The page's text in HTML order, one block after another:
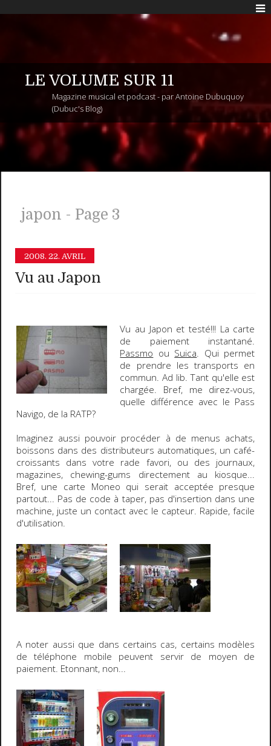
LE VOLUME SUR 11
Magazine musical et podcast - par Antoine Dubuquoy
(Dubuc's Blog)
japon - Page 3
2008. 22. AVRIL
Vu au Japon
Vu au Japon et testé!!! La carte
de paiement instantané.
Passmo ou Suica. Qui permet
de prendre les transports en
commun. Ad lib. Tant qu'elle est
chargée. Bref, me direz-vous,
quelle différence avec le Pass
Navigo, de la RATP?
Imaginez aussi pouvoir procéder à de menus achats,
boissons dans des distributeurs automatiques, un café-
croissants dans votre rade favori, ou des journaux,
magazines, chewing-gums directement au kiosque...
Bref, une carte Moneo qui serait acceptée presque
partout... Pas de code à taper, pas d'insertion dans une
machine, juste un contact avec le capteur. Rapide, facile
d'utilisation.
A noter aussi que dans certains cas, certains modèles
de téléphone mobile peuvent servir de moyen de
paiement. Etonnant, non...